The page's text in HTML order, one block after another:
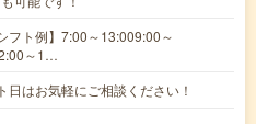
フト例】7:00～13:009:00～
～1…
はお気軽にご相談ください！